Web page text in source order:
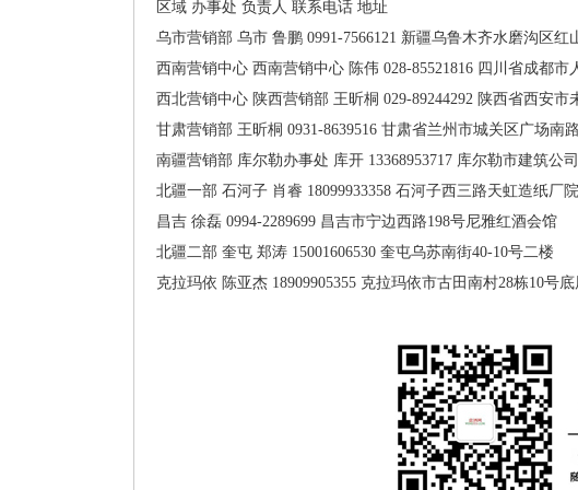
区域 办事处 负责人 联系电话 地址
乌市营销部 乌市 鲁鹏 0991-7566121 新疆乌鲁木齐水磨沟区红
西南营销中心 西南营销中心 陈伟 028-85521816 四川省成都市
西北营销中心 陕西营销部 王昕桐 029-89244292 陕西省西安市
甘肃营销部 王昕桐 0931-8639516 甘肃省兰州市城关区广场南
南疆营销部 库尔勒办事处 库开 13368953717 库尔勒市建筑公
北疆一部 石河子 肖睿 18099933358 石河子西三路天虹造纸厂
昌吉 徐磊 0994-2289699 昌吉市宁边西路198号尼雅红酒会馆
北疆二部 奎屯 郑涛 15001606530 奎屯乌苏南街40-10号二楼
克拉玛依 陈亚杰 18909905355 克拉玛依市古田南村28栋10号